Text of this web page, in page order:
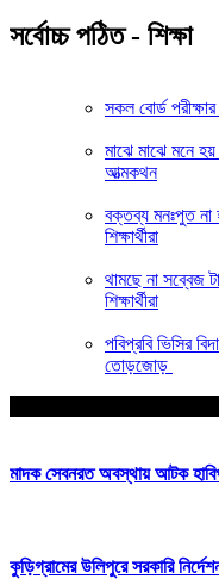
সর্বোচ্চ পঠিত - শিক্ষা
সকল বোর্ড পরীক্ষার
মাঝে মাঝে মনে
আত্মকথন
বক্তব্য মনঃপুত না
শিক্ষার্থীরা
থামছে না সব্বেজ
শিক্ষার্থীরা
পবিপ্রবি ভিসির
তোড়জোড়
মাদক সেবনরত অবস্থায় আটক
কুড়িগ্রামের উলিপুরে সরকারি